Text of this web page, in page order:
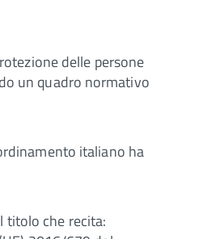
delle persone
un quadro normativo
italiano ha
titolo che recita: